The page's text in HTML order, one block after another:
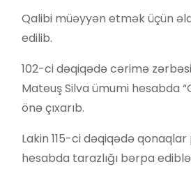
Qalibi müəyyən etmək üçün
edilib.
102-ci dəqiqədə cərimə
Mateuş Silva ümumi hesabda
önə çıxarıb.
Lakin 115-ci dəqiqədə
hesabda tarazlığı bərpa